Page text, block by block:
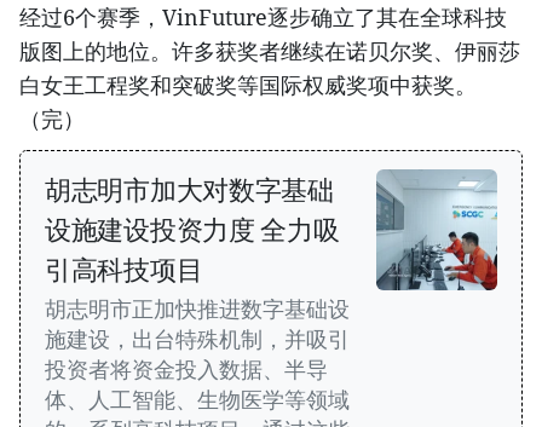
经过6个赛季，VinFuture逐步确立了其在全球科技
版图上的地位。许多获奖者继续在诺贝尔奖、伊丽莎
白女王工程奖和突破奖等国际权威奖项中获奖。
（完）
胡志明市加大对数字基础
设施建设投资力度 全力吸
引高科技项目
胡志明市正加快推进数字基础设
施建设，出台特殊机制，并吸引
投资者将资金投入数据、半导
体、人工智能、生物医学等领域